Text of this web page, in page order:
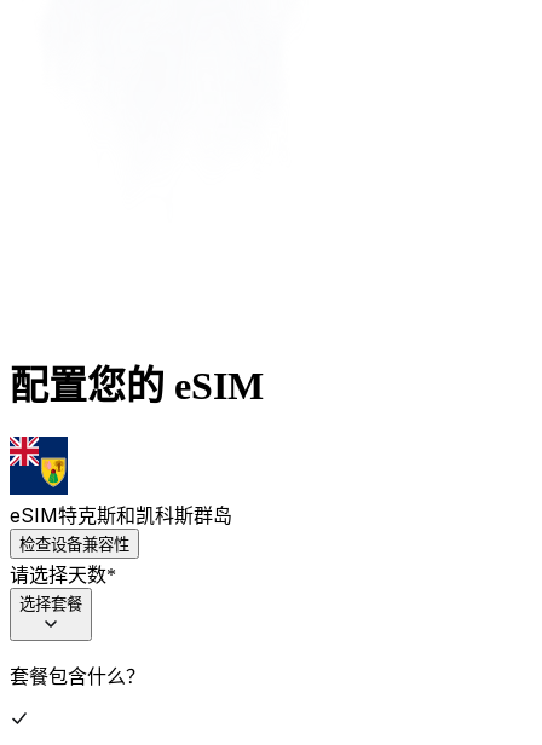
配置您的 eSIM
eSIM特克斯和凯科斯群岛
检查设备兼容性
请选择天数*
选择套餐
套餐包含什么？